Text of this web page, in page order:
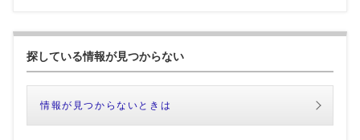
探している情報が見つからない
情報が見つからないときは